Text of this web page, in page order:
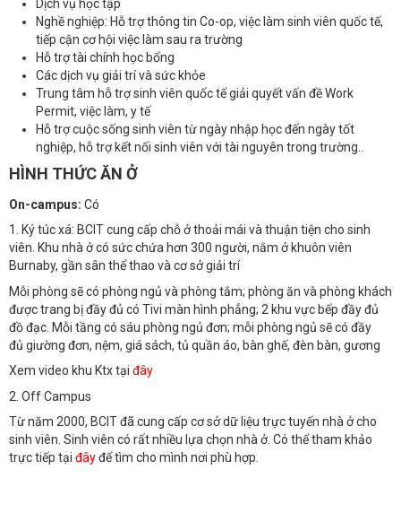
Dịch vụ học tập
Nghề nghiệp: Hỗ trợ thông tin Co-op, việc làm sinh viên quốc tế,
tiếp cận cơ hội việc làm sau ra trường
Hỗ trợ tài chính học bổng
Các dịch vụ giải trí và sức khỏe
Trung tâm hỗ trợ sinh viên quốc tế giải quyết vấn đề Work
Permit, việc làm, y tế
Hỗ trợ cuộc sống sinh viên từ ngày nhập học đến ngày tốt
nghiệp, hỗ trợ kết nối sinh viên với tài nguyên trong trường..
HÌNH THỨC ĂN Ở
On-campus: Có
1. Ký túc xá: BCIT cung cấp chỗ ở thoải mái và thuận tiện cho sinh
viên. Khu nhà ở có sức chứa hơn 300 người, nằm ở khuôn viên
Burnaby, gần sân thể thao và cơ sở giải trí
Mỗi phòng sẽ có phòng ngủ và phòng tắm; phòng ăn và phòng khách
được trang bị đầy đủ có Tivi màn hình phẳng; 2 khu vực bếp đầy đủ
đồ đạc. Mỗi tầng có sáu phòng ngủ đơn; mỗi phòng ngủ sẽ có đầy
đủ giường đơn, nệm, giá sách, tủ quần áo, bàn ghế, đèn bàn, gương
Xem video khu Ktx tại đây
2. Off Campus
Từ năm 2000, BCIT đã cung cấp cơ sở dữ liệu trực tuyến nhà ở cho
sinh viên. Sinh viên có rất nhiều lựa chọn nhà ở. Có thể tham khảo
trực tiếp tại đâyđể tìm cho mình nơi phù hợp.